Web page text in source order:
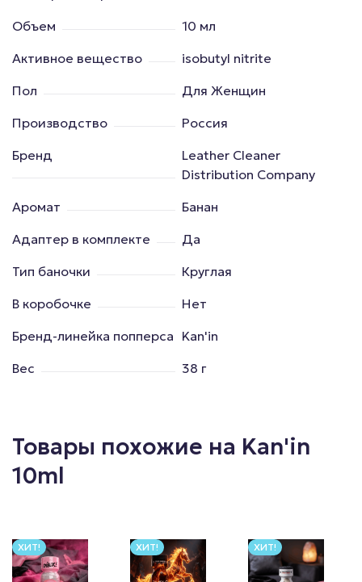
Объем
10 мл
Активное вещество
isobutyl nitrite
Пол
Для Женщин
Производство
Россия
Бренд
Leather Cleaner
Distribution Company
Аромат
Банан
Адаптер в комплекте
Да
Тип баночки
Круглая
В коробочке
Нет
Бренд-линейка попперса Kan'in
Вес
38 г
Товары похожие на Kan'in
10ml
ХИТ! ХИТ! ХИТ!